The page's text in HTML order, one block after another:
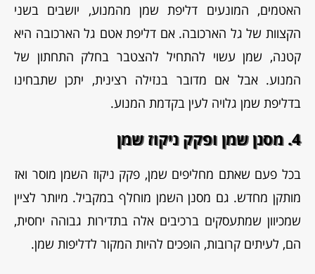
האטמים, המונעים דליפת שמן מהמנוע, יושבים בשני
הקצוות של גל הארכובה. אם דליפת אטם גל הארכובה היא
קטנה, שמן עשוי להתחיל להצטבר בחלק התחתון של
המנוע. אבל אם מדובר בנזילה רצינית, יתכן שתבחינו
בדליפת שמן גלויה לעין בקדמת המנוע.
4. מסנן שמן ופקק ניקוז שמן
בכל פעם שאתם מחליפים שמן, פקק ניקוז השמן מוסר ואז
מותקן מחדש. גם מסנן השמן מוחלף במקביל. מיותר לציין
שמכיוון שמתעסקים ברכיבים אלה בתדירות גבוהה יחסית,
הם, לעיתים קרובות, הופכים להיות המקור לדליפות שמן.